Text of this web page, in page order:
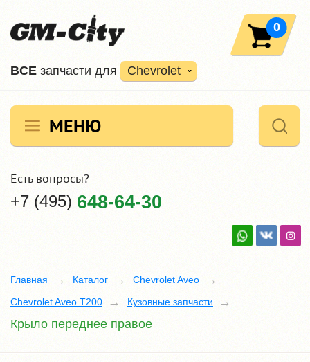
ВCE запчасти для Chevrolet
0
МЕНЮ
Есть вопросы?
+7 (495) 648-64-30
Главная Каталог
Chevrolet Aveo
Chevrolet Aveo T200
Кузовные запчасти
Крыло переднее правое